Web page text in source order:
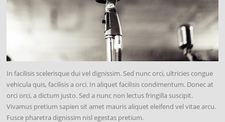
In facilisis scelerisque dui vel dignissim. Sed nunc orci, ultricies congue
vehicula quis, facilisis a orci. In aliquet facilisis condimentum. Donec at
orci orci, a dictum justo. Sed a nunc non lectus fringilla suscipit.
Vivamus pretium sapien sit amet mauris aliquet eleifend vel vitae arcu.
Fusce pharetra dignissim nisl egestas pretium.